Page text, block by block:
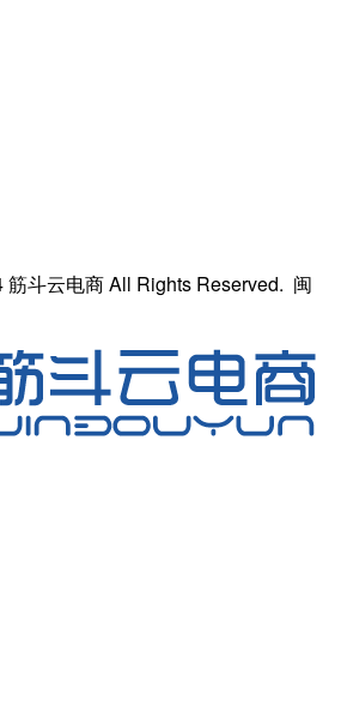
斗云电商 All Rights Reserved. 闽